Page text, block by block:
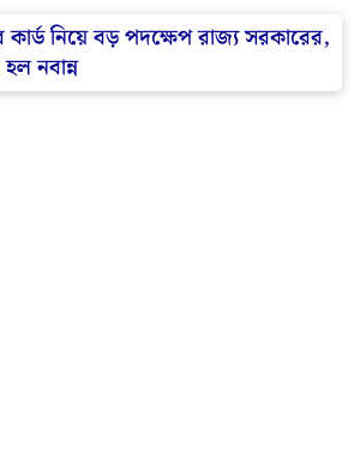
নিয়ে বড় পদক্ষেপ রাজ্য সরকারের,
নবান্ন